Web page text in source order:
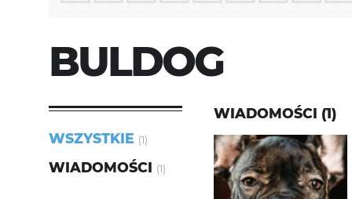
BULDOG
WSZYSTKIE (1)
WIADOMOŚCI (1)
WIADOMOŚCI (1)